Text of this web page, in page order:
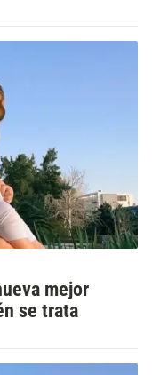
mejor
se trata